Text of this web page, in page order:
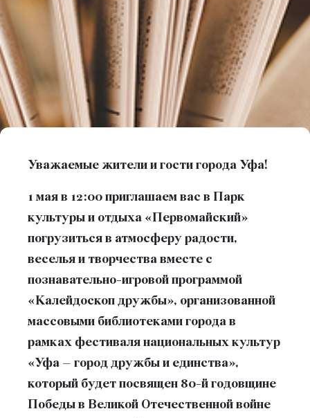
Уважаемые жители и гости города Уфа!
1 мая в 12:00 приглашаем вас в Парк
культуры и отдыха «Первомайский»
погрузиться в атмосферу радости,
веселья и творчества вместе с
познавательно-игровой программой
«Калейдоскоп дружбы», организованной
массовыми библиотеками города в
рамках фестиваля национальных культур
«Уфа – город дружбы и единства»,
который будет посвящен 80-й годовщине
Победы в Великой Отечественной войне